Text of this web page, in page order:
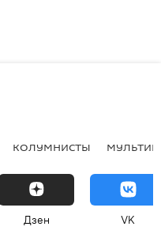
КОЛУМНИСТЫ
Дзен VK